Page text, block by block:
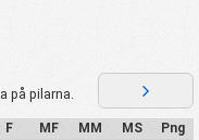
på pilarna.
F MF MM MS Png